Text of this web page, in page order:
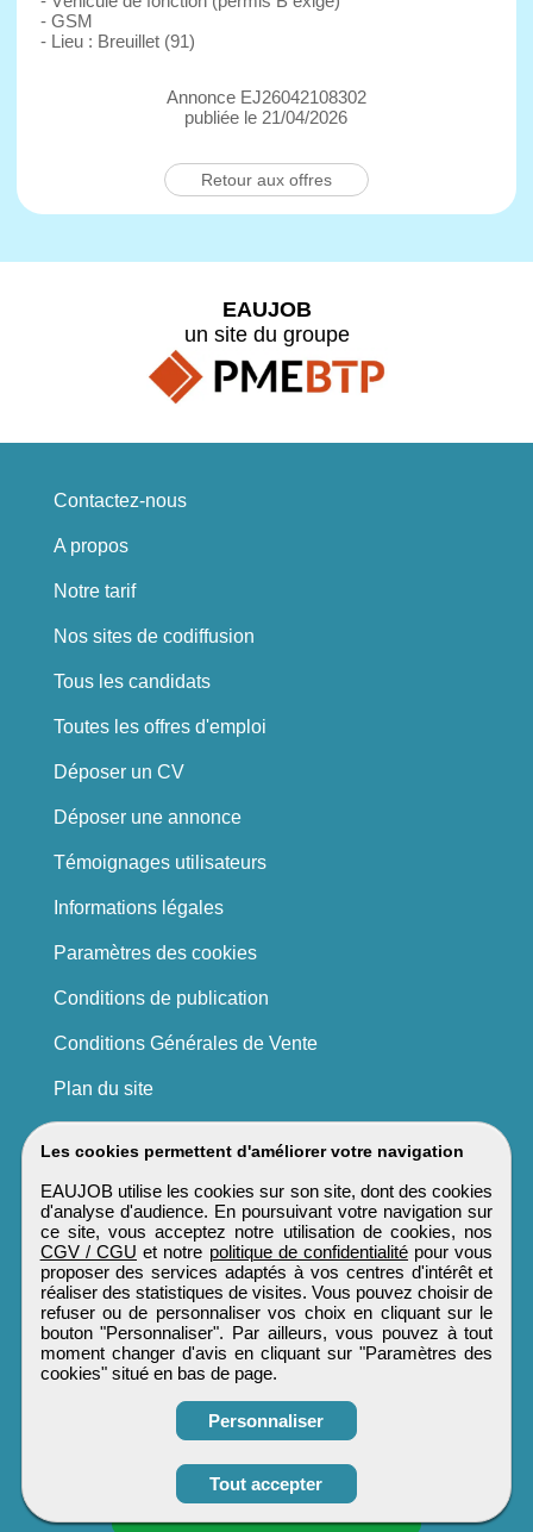
Candidature spontanée
- GSM
- Lieu : Breuillet (91)
Annonce EJ26042108302
publiée le 21/04/2026
Retour aux offres
Les cookies permettent d'améliorer votre navigation
EAUJOB utilise les cookies sur son site, dont des cookies
d'analyse d'audience. En poursuivant votre navigation sur
ce site, vous acceptez notre utilisation de cookies, nos
CGV / CGU et notre politique de confidentialité pour vous
proposer des services adaptés à vos centres d'intérêt et
réaliser des statistiques de visites. Vous pouvez choisir de
refuser ou de personnaliser vos choix en cliquant sur le
bouton "Personnaliser". Par ailleurs, vous pouvez à tout
moment changer d'avis en cliquant sur "Paramètres des
cookies" situé en bas de page.
Personnaliser
Tout accepter
EAUJOB
un site du groupe
Contactez-nous
A propos
Notre tarif
Nos sites de codiffusion
Tous les candidats
Toutes les offres d'emploi
Déposer un CV
Déposer une annonce
Témoignages utilisateurs
Informations légales
Paramètres des cookies
Conditions de publication
Conditions Générales de Vente
Plan du site
EAUJOB
Tous droits réservés © 1999 - 2026